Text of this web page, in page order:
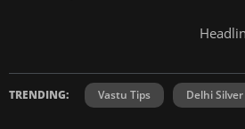
TRENDING: Vastu Tips Delhi